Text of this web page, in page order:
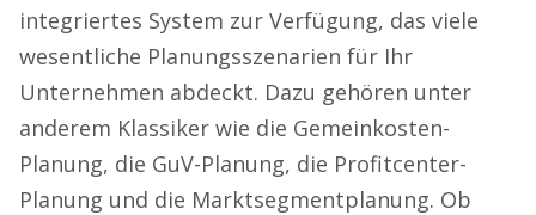
integriertes System zur Verfügung, das viele
wesentliche Planungsszenarien für Ihr
Unternehmen abdeckt. Dazu gehören unter
anderem Klassiker wie die Gemeinkosten-
Planung, die GuV-Planung, die Profitcenter-
Planung und die Marktsegmentplanung. Ob